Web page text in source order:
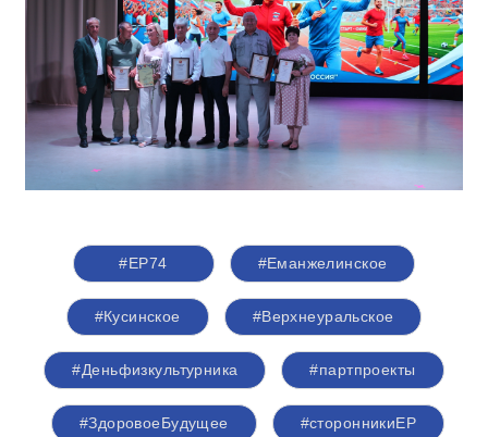
#ЕР74 #Еманжелинское
#Кусинское #Верхнеуральское
#Деньфизкультурника #партпроекты
#ЗдоровоеБудущее #сторонникиЕР